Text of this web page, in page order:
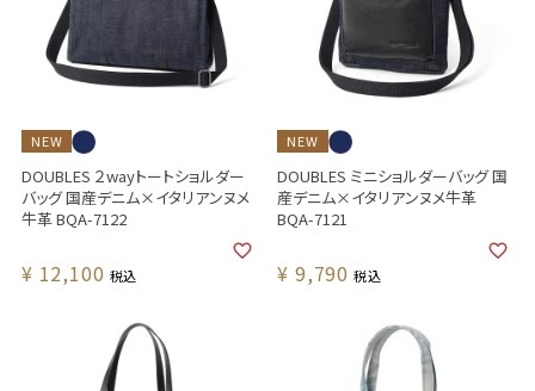
NEW
DOUBLES ２wayトートショルダー
バッグ 国産デニム×イタリアンヌメ
牛革 BQA-7122
¥ 12,100 税込
NEW
DOUBLES ミニショルダーバッグ 国
産デニム×イタリアンヌメ牛革
BQA-7121
¥ 9,790 税込